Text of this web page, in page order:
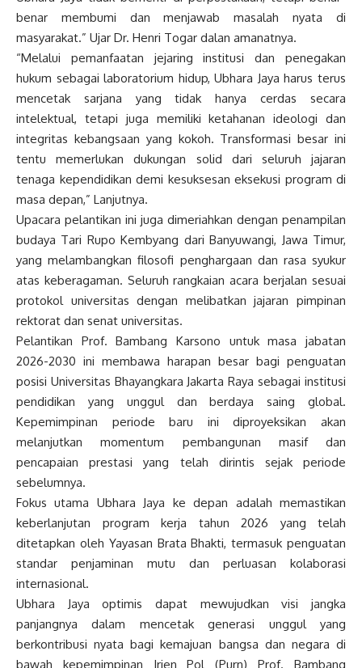
benar membumi dan menjawab masalah nyata di
masyarakat.” Ujar Dr. Henri Togar dalan amanatnya.
“Melalui pemanfaatan jejaring institusi dan penegakan
hukum sebagai laboratorium hidup, Ubhara Jaya harus terus
mencetak sarjana yang tidak hanya cerdas secara
intelektual, tetapi juga memiliki ketahanan ideologi dan
integritas kebangsaan yang kokoh. Transformasi besar ini
tentu memerlukan dukungan solid dari seluruh jajaran
tenaga kependidikan demi kesuksesan eksekusi program di
masa depan,” Lanjutnya.
Upacara pelantikan ini juga dimeriahkan dengan penampilan
budaya Tari Rupo Kembyang dari Banyuwangi, Jawa Timur,
yang melambangkan filosofi penghargaan dan rasa syukur
atas keberagaman. Seluruh rangkaian acara berjalan sesuai
protokol universitas dengan melibatkan jajaran pimpinan
rektorat dan senat universitas.
Pelantikan Prof. Bambang Karsono untuk masa jabatan
2026-2030 ini membawa harapan besar bagi penguatan
posisi Universitas Bhayangkara Jakarta Raya sebagai institusi
pendidikan yang unggul dan berdaya saing global.
Kepemimpinan periode baru ini diproyeksikan akan
melanjutkan momentum pembangunan masif dan
pencapaian prestasi yang telah dirintis sejak periode
sebelumnya.
Fokus utama Ubhara Jaya ke depan adalah memastikan
keberlanjutan program kerja tahun 2026 yang telah
ditetapkan oleh Yayasan Brata Bhakti, termasuk penguatan
standar penjaminan mutu dan perluasan kolaborasi
internasional.
Ubhara Jaya optimis dapat mewujudkan visi jangka
panjangnya dalam mencetak generasi unggul yang
berkontribusi nyata bagi kemajuan bangsa dan negara di
bawah kepemimpinan Irjen Pol (Purn) Prof. Bambang